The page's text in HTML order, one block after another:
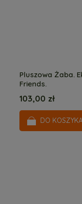
Pluszowa Żaba.
Friends.
103,00 zł
DO